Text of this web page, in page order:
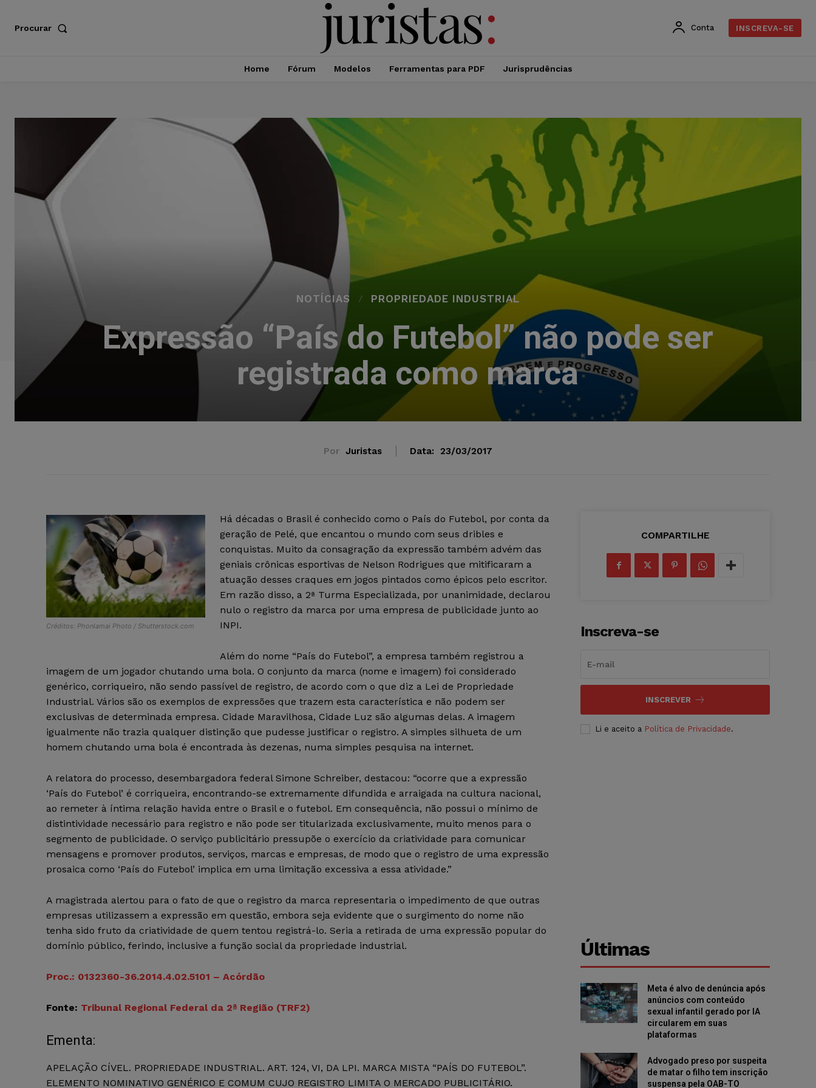
Procurar Conta INSCREVA-SE
Home Fórum Modelos Ferramentas para PDF Jurisprudências
NOTÍCIAS PROPRIEDADE INDUSTRIAL
Expressão “País do Futebol” não pode ser
registrada como marca
Por Juristas Data: 23/03/2017
Créditos: Phonlamai Photo / Shutterstock.com
Há décadas o Brasil é conhecido como o País do Futebol, por conta da
geração de Pelé, que encantou o mundo com seus dribles e
conquistas. Muito da consagração da expressão também advém das
geniais crônicas esportivas de Nelson Rodrigues que mitificaram a
atuação desses craques em jogos pintados como épicos pelo escritor.
Em razão disso, a 2ª Turma Especializada, por unanimidade, declarou
nulo o registro da marca por uma empresa de publicidade junto ao
INPI.
Além do nome “País do Futebol”, a empresa também registrou a
imagem de um jogador chutando uma bola. O conjunto da marca (nome e imagem) foi considerado
genérico, corriqueiro, não sendo passível de registro, de acordo com o que diz a Lei de Propriedade
Industrial. Vários são os exemplos de expressões que trazem esta característica e não podem ser
exclusivas de determinada empresa. Cidade Maravilhosa, Cidade Luz são algumas delas. A imagem
igualmente não trazia qualquer distinção que pudesse justificar o registro. A simples silhueta de um
homem chutando uma bola é encontrada às dezenas, numa simples pesquisa na internet.
A relatora do processo, desembargadora federal Simone Schreiber, destacou: “ocorre que a expressão
‘País do Futebol’ é corriqueira, encontrando-se extremamente difundida e arraigada na cultura nacional,
ao remeter à íntima relação havida entre o Brasil e o futebol. Em consequência, não possui o mínimo de
distintividade necessário para registro e não pode ser titularizada exclusivamente, muito menos para o
segmento de publicidade. O serviço publicitário pressupõe o exercício da criatividade para comunicar
mensagens e promover produtos, serviços, marcas e empresas, de modo que o registro de uma expressão
prosaica como ‘País do Futebol’ implica em uma limitação excessiva a essa atividade.”
A magistrada alertou para o fato de que o registro da marca representaria o impedimento de que outras
empresas utilizassem a expressão em questão, embora seja evidente que o surgimento do nome não
tenha sido fruto da criatividade de quem tentou registrá-lo. Seria a retirada de uma expressão popular do
domínio público, ferindo, inclusive a função social da propriedade industrial.
Proc.: 0132360-36.2014.4.02.5101 – Acórdão
Fonte: Tribunal Regional Federal da 2ª Região (TRF2)
Ementa:
APELAÇÃO CÍVEL. PROPRIEDADE INDUSTRIAL. ART. 124, VI, DA LPI. MARCA MISTA “PAÍS DO FUTEBOL”.
ELEMENTO NOMINATIVO GENÉRICO E COMUM CUJO REGISTRO LIMITA O MERCADO PUBLICITÁRIO.
COMPARTILHE
Inscreva-se
INSCREVER
Li e aceito a Política de Privacidade.
Últimas
Meta é alvo de denúncia após
anúncios com conteúdo
sexual infantil gerado por IA
circularem em suas
plataformas
Advogado preso por suspeita
de matar o filho tem inscrição
suspensa pela OAB-TO